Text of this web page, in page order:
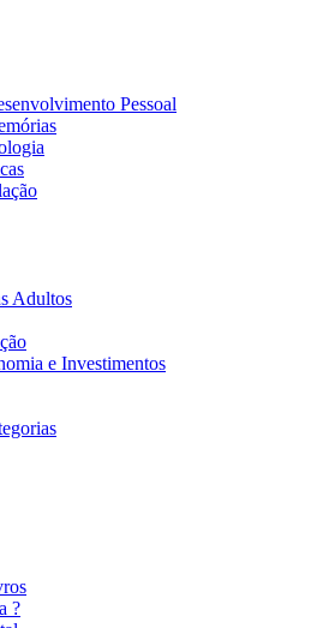
Pessoal
Adultos
e Investimentos
?